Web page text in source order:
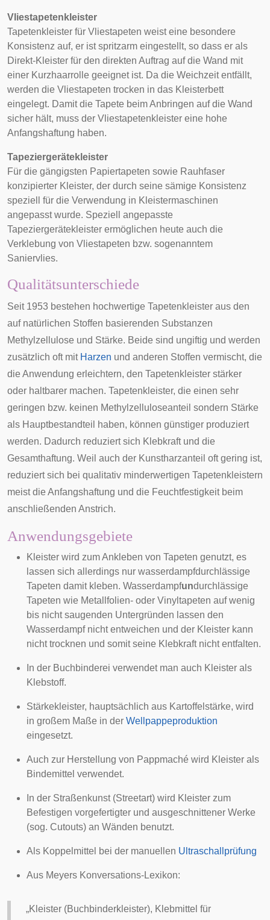
Vliestapetenkleister
Tapetenkleister für Vliestapeten weist eine besondere
Konsistenz auf, er ist spritzarm eingestellt, so dass er als
Direkt-Kleister für den direkten Auftrag auf die Wand mit
einer Kurzhaarrolle geeignet ist. Da die Weichzeit entfällt,
werden die Vliestapeten trocken in das Kleisterbett
eingelegt. Damit die Tapete beim Anbringen auf die Wand
sicher hält, muss der Vliestapetenkleister eine hohe
Anfangshaftung haben.
Tapeziergerätekleister
Für die gängigsten Papiertapeten sowie Rauhfaser
konzipierter Kleister, der durch seine sämige Konsistenz
speziell für die Verwendung in Kleistermaschinen
angepasst wurde. Speziell angepasste
Tapeziergerätekleister ermöglichen heute auch die
Verklebung von Vliestapeten bzw. sogenanntem
Saniervlies.
Qualitätsunterschiede
Seit 1953 bestehen hochwertige Tapetenkleister aus den
auf natürlichen Stoffen basierenden Substanzen
Methylzellulose und Stärke. Beide sind ungiftig und werden
zusätzlich oft mit Harzen und anderen Stoffen vermischt, die
die Anwendung erleichtern, den Tapetenkleister stärker
oder haltbarer machen. Tapetenkleister, die einen sehr
geringen bzw. keinen Methylzelluloseanteil sondern Stärke
als Hauptbestandteil haben, können günstiger produziert
werden. Dadurch reduziert sich Klebkraft und die
Gesamthaftung. Weil auch der Kunstharzanteil oft gering ist,
reduziert sich bei qualitativ minderwertigen Tapetenkleistern
meist die Anfangshaftung und die Feuchtfestigkeit beim
anschließenden Anstrich.
Anwendungsgebiete
Kleister wird zum Ankleben von Tapeten genutzt, es
lassen sich allerdings nur wasserdampfdurchlässige
Tapeten damit kleben. Wasserdampfundurchlässige
Tapeten wie Metallfolien- oder Vinyltapeten auf wenig
bis nicht saugenden Untergründen lassen den
Wasserdampf nicht entweichen und der Kleister kann
nicht trocknen und somit seine Klebkraft nicht entfalten.
In der Buchbinderei verwendet man auch Kleister als
Klebstoff.
Stärkekleister, hauptsächlich aus Kartoffelstärke, wird
in großem Maße in der Wellpappeproduktion
eingesetzt.
Auch zur Herstellung von Pappmaché wird Kleister als
Bindemittel verwendet.
In der Straßenkunst (Streetart) wird Kleister zum
Befestigen vorgefertigter und ausgeschnittener Werke
(sog. Cutouts) an Wänden benutzt.
Als Koppelmittel bei der manuellen Ultraschallprüfung
Aus Meyers Konversations-Lexikon:
„Kleister (Buchbinderkleister), Klebmittel für